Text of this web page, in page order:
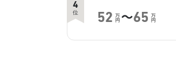
4
位 52 万
円 ～65 万
円